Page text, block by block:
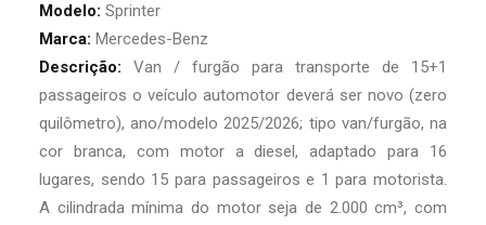
Modelo: Sprinter
Marca: Mercedes-Benz
Descrição: Van / furgão para transporte de 15+1
passageiros o veículo automotor deverá ser novo (zero
quilômetro), ano/modelo 2025/2026; tipo van/furgão, na
cor branca, com motor a diesel, adaptado para 16
lugares, sendo 15 para passageiros e 1 para motorista.
A cilindrada mínima do motor seja de 2.000 cm³, com